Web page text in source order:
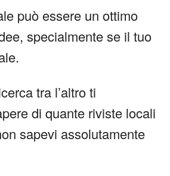
può essere un ottimo
specialmente se il tuo
tra l’altro ti
di quante riviste locali
sapevi assolutamente